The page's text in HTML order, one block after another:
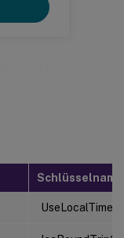
Schlüsselname